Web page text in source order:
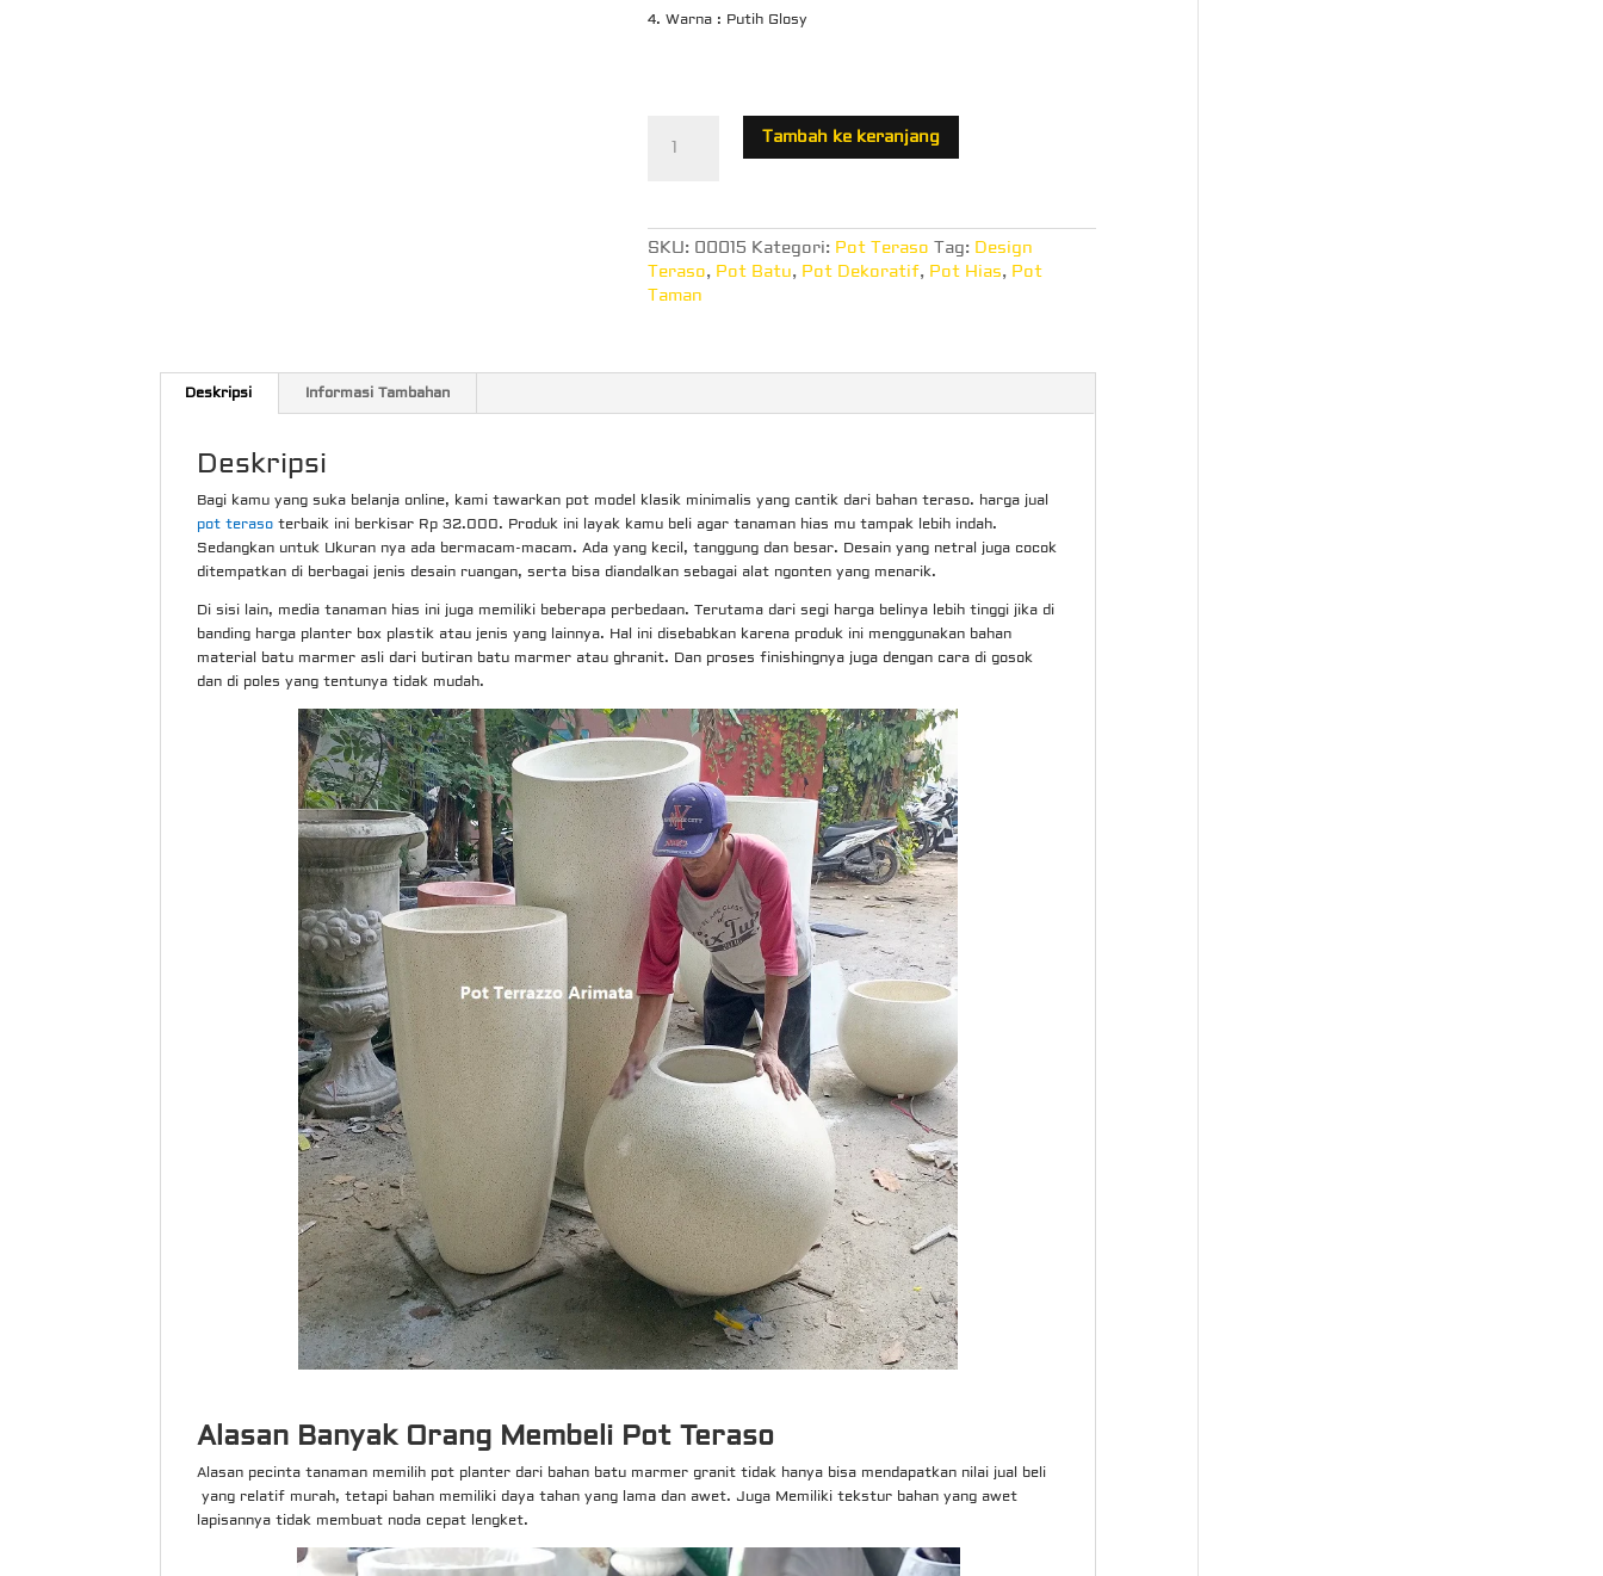
Warna : Putih Glosy
Tambah ke keranjang
SKU: 00015 Kategori: Pot Teraso Tag: Design
Teraso, Pot Batu, Pot Dekoratif, Pot Hias, Pot
Taman
Deskripsi Informasi Tambahan
Deskripsi
Bagi kamu yang suka belanja online, kami tawarkan pot model klasik minimalis yang cantik dari bahan teraso. harga jual
pot teraso terbaik ini berkisar Rp 32.000. Produk ini layak kamu beli agar tanaman hias mu tampak lebih indah.
Sedangkan untuk Ukuran nya ada bermacam-macam. Ada yang kecil, tanggung dan besar. Desain yang netral juga cocok
ditempatkan di berbagai jenis desain ruangan, serta bisa diandalkan sebagai alat ngonten yang menarik.
Di sisi lain, media tanaman hias ini juga memiliki beberapa perbedaan. Terutama dari segi harga belinya lebih tinggi jika di
banding harga planter box plastik atau jenis yang lainnya. Hal ini disebabkan karena produk ini menggunakan bahan
material batu marmer asli dari butiran batu marmer atau ghranit. Dan proses finishingnya juga dengan cara di gosok
dan di poles yang tentunya tidak mudah.
Alasan Banyak Orang Membeli Pot Teraso
Alasan pecinta tanaman memilih pot planter dari bahan batu marmer granit tidak hanya bisa mendapatkan nilai jual beli
yang relatif murah, tetapi bahan memiliki daya tahan yang lama dan awet. Juga Memiliki tekstur bahan yang awet
lapisannya tidak membuat noda cepat lengket.